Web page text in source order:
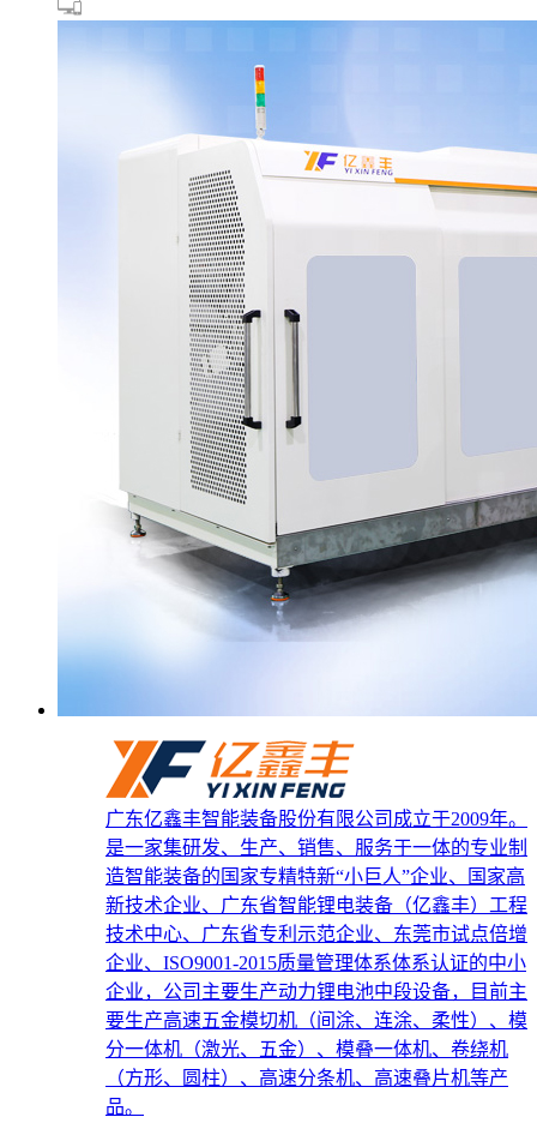
广东亿鑫丰智能装备股份有限公司成立于2009年。
是一家集研发、生产、销售、服务于一体的专业制
造智能装备的国家专精特新“小巨人”企业、国家高
新技术企业、广东省智能锂电装备（亿鑫丰）工程
技术中心、广东省专利示范企业、东莞市试点倍增
企业、ISO9001-2015质量管理体系体系认证的中小
企业，公司主要生产动力锂电池中段设备，目前主
要生产高速五金模切机（间涂、连涂、柔性）、模
分一体机（激光、五金）、模叠一体机、卷绕机
（方形、圆柱）、高速分条机、高速叠片机等产
品。